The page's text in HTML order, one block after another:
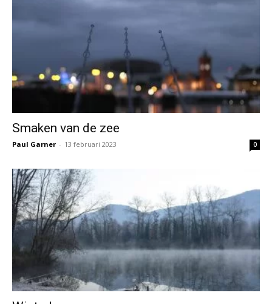
Smaken van de zee
Paul Garner - 13 februari 2023 0